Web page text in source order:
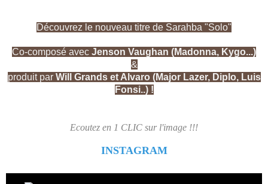
Découvrez le nouveau titre de Sarahba "Solo"
Co-composé avec Jenson Vaughan (Madonna, Kygo...)
&
produit par Will Grands et Alvaro (Major Lazer, Diplo, Luis
Fonsi..) !
Ecoutez en 1 CLIC sur l'image !!!
INSTAGRAM